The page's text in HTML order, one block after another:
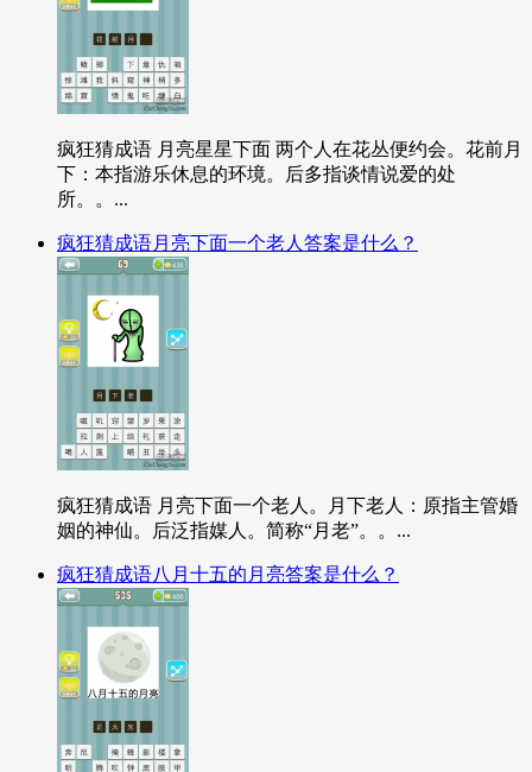
疯狂猜成语 月亮星星下面 两个人在花丛便约会。花前月
下：本指游乐休息的环境。后多指谈情说爱的处
所。。...
疯狂猜成语月亮下面一个老人答案是什么？
疯狂猜成语 月亮下面一个老人。月下老人：原指主管婚
姻的神仙。后泛指媒人。简称“月老”。。...
疯狂猜成语八月十五的月亮答案是什么？